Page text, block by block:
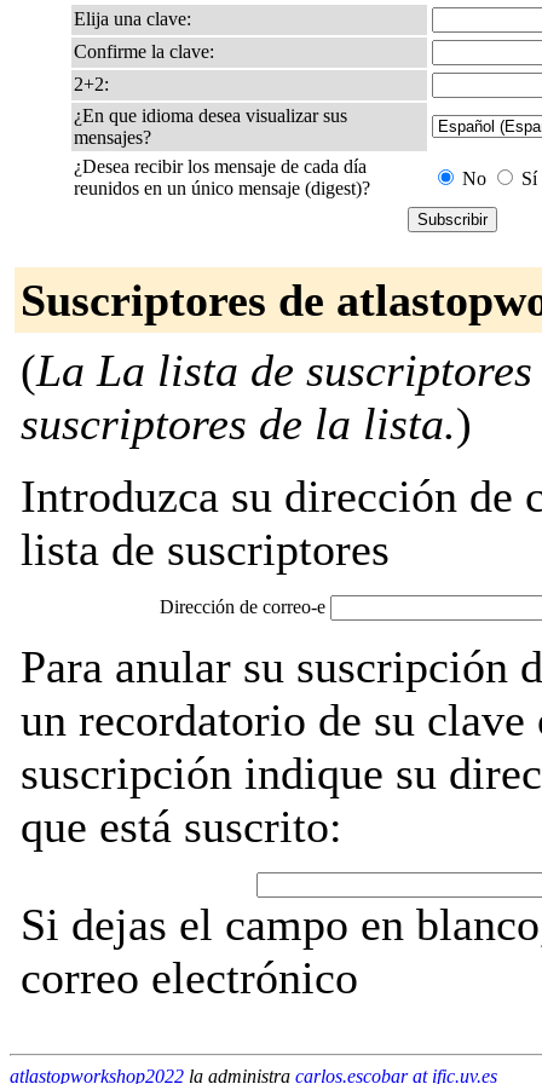
Elija una clave:
Confirme la clave:
2+2:
¿En que idioma desea visualizar sus
mensajes?
¿Desea recibir los mensaje de cada día
reunidos en un único mensaje (digest)?
No Sí
Suscriptores de
(La La lista de
suscriptores de la lista.)
Introduzca su dirección de
lista de suscriptores
Dirección de correo-e
Para anular su suscripción
un recordatorio de su clave
suscripción indique su
que está suscrito:
Si dejas el campo en
correo electrónico
atlastopworkshop2022 la administra carlos.escobar at ific.uv.es